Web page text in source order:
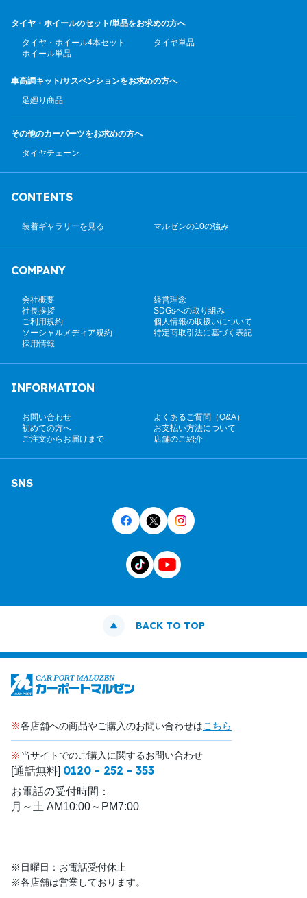
タイヤ・ホイールのセット/単品をお求めの方へ
タイヤ・ホイール4本セット
タイヤ単品
ホイール単品
車高調キット/サスペンションをお求めの方へ
足廻り商品
その他のカーパーツをお求めの方へ
タイヤチェーン
CONTENTS
装着ギャラリーを見る マルゼンの10の強み
COMPANY
会社概要
経営理念
社長挨拶
SDGsへの取り組み
ご利用規約
個人情報の取扱いについて
ソーシャルメディア規約
特定商取引法に基づく表記
採用情報
INFORMATION
お問い合わせ
よくあるご質問（Q&A）
初めての方へ
お支払い方法について
ご注文からお届けまで
店舗のご紹介
SNS
BACK TO TOP
※各店舗への商品やご購入のお問い合わせはこちら
※当サイトでのご購入に関するお問い合わせ
[通話無料] 0120 - 252 - 353
お電話の受付時間：
月～土 AM10:00～PM7:00
※日曜日：お電話受付休止
※各店舗は営業しております。